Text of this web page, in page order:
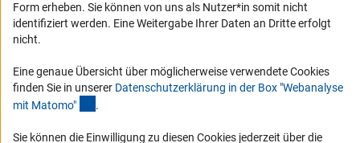
Erhalten Sie Neuigkeiten aus der DFG direkt in Ihr Mailpostfach oder
schauen Sie sich die Ausgaben online an.
Zum Newsletter
Form erheben. Sie können von uns als Nutzer*in somit nicht
identifiziert werden. Eine Weitergabe Ihrer Daten an Dritte erfolgt
nicht.
Eine genaue Übersicht über möglicherweise verwendete Cookies
finden Sie in unserer Datenschutzerklärung in der Box "Webanalyse
mit Matomo" .
Sie können die Einwilligung zu diesen Cookies jederzeit über die